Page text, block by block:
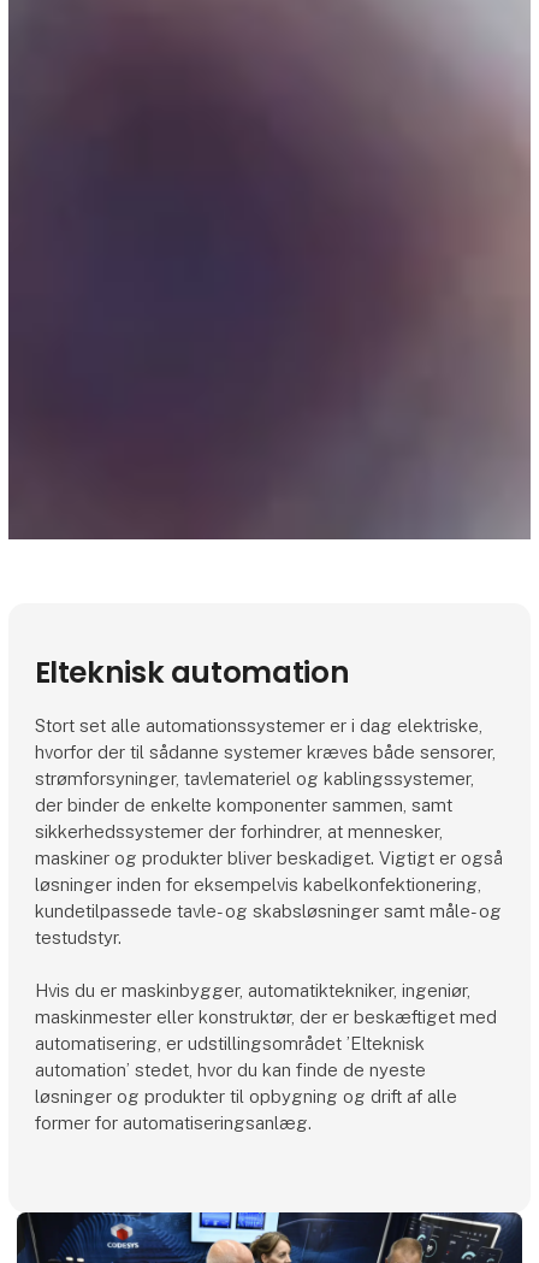
Elteknisk automation
Stort set alle automationssystemer er i dag elektriske,
hvorfor der til sådanne systemer kræves både sensorer,
strømforsyninger, tavlemateriel og kablingssystemer,
der binder de enkelte komponenter sammen, samt
sikkerhedssystemer der forhindrer, at mennesker,
maskiner og produkter bliver beskadiget. Vigtigt er også
løsninger inden for eksempelvis kabelkonfektionering,
kundetilpassede tavle- og skabsløsninger samt måle- og
testudstyr.
Hvis du er maskinbygger, automatiktekniker, ingeniør,
maskinmester eller konstruktør, der er beskæftiget med
automatisering, er udstillingsområdet ’Elteknisk
automation’ stedet, hvor du kan finde de nyeste
løsninger og produkter til opbygning og drift af alle
former for automatiseringsanlæg.